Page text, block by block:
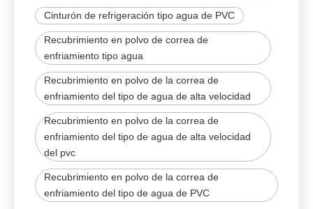
Cinturón de refrigeración tipo agua de PVC
Recubrimiento en polvo de correa de
enfriamiento tipo agua
Recubrimiento en polvo de la correa de
enfriamiento del tipo de agua de alta velocidad
Recubrimiento en polvo de la correa de
enfriamiento del tipo de agua de alta velocidad
del pvc
Recubrimiento en polvo de la correa de
enfriamiento del tipo de agua de PVC